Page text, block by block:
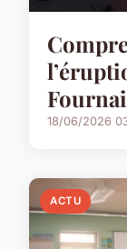
18/06/2026
ACTU